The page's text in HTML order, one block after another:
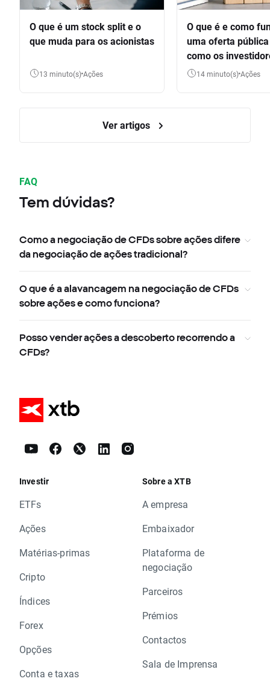
O que é um stock split e o
que muda para os acionistas
13 minuto(s) Ações
O que é e como
uma oferta
como os
participar
14 minuto(s) Ações
Ver artigos
FAQ
Tem dúvidas?
Como a negociação de CFDs sobre ações difere
da negociação de ações tradicional?
O que é a alavancagem na negociação de CFDs
sobre ações e como funciona?
Posso vender ações a descoberto recorrendo a
CFDs?
Investir
ETFs
Ações
Matérias-primas
Cripto
Índices
Forex
Opções
Conta e taxas
Sobre a XTB
A empresa
Embaixador
Plataforma de
negociação
Parceiros
Prémios
Contactos
Sala de Imprensa